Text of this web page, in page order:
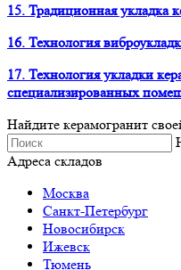
15. Традиционная укладка
16. Технология
17. Технология укладки
специализированных
Найдите керамогранит
Адреса складов
Москва
Санкт-Петербург
Новосибирск
Ижевск
Тюмень